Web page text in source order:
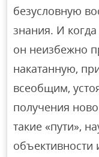
безусловную
знания. И
он неизбежно
накатанную,
всеобщим,
получения
такие «пути»,
объективности